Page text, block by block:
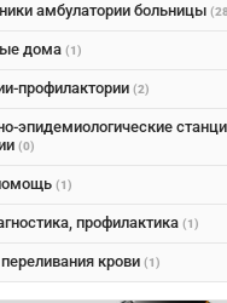
амбулатории больницы
дома (1)
профилактории (2)
эпидемиологические
(0)
(1)
профилактика (1)
крови (1)